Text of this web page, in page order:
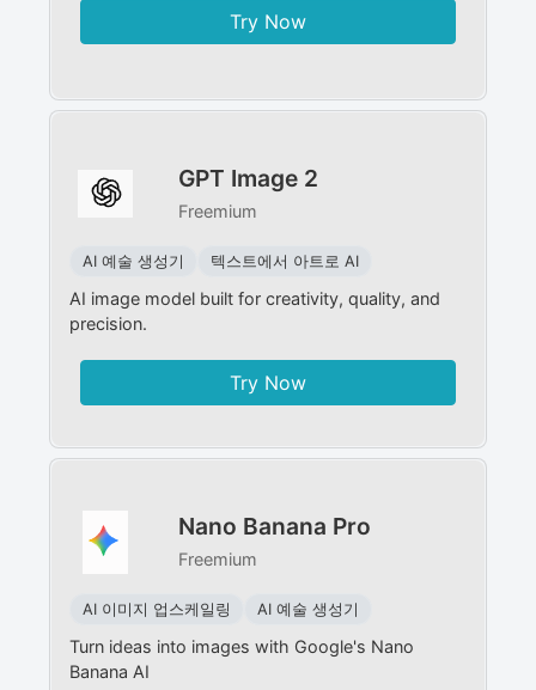
Try Now
GPT Image 2
Freemium
AI 예술 생성기 텍스트에서 아트로 AI
AI image model built for creativity, quality, and
precision.
Try Now
Nano Banana Pro
Freemium
AI 이미지 업스케일링 AI 예술 생성기
Turn ideas into images with Google's Nano
Banana AI